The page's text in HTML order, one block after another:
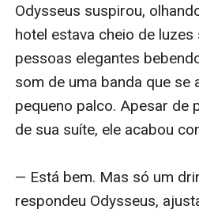
Odysseus suspirou,
hotel estava cheio de luzes
pessoas elegantes
som de uma banda que se
pequeno palco. Apesar de
de sua suíte, ele acabou
— Está bem. Mas só um
respondeu Odysseus,